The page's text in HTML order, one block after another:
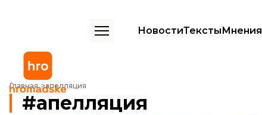
НовостиТекстыМнения
Главная апелляция
апелляция